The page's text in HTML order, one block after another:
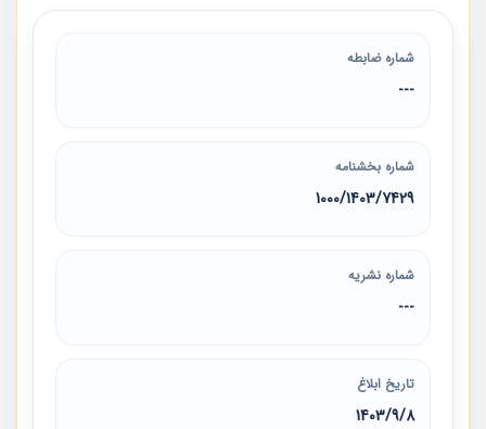
شماره ضابطه
---
شماره بخشنامه
7429‏/1403‏/1000
شماره نشریه
---
تاریخ ابلاغ
1403/9/8